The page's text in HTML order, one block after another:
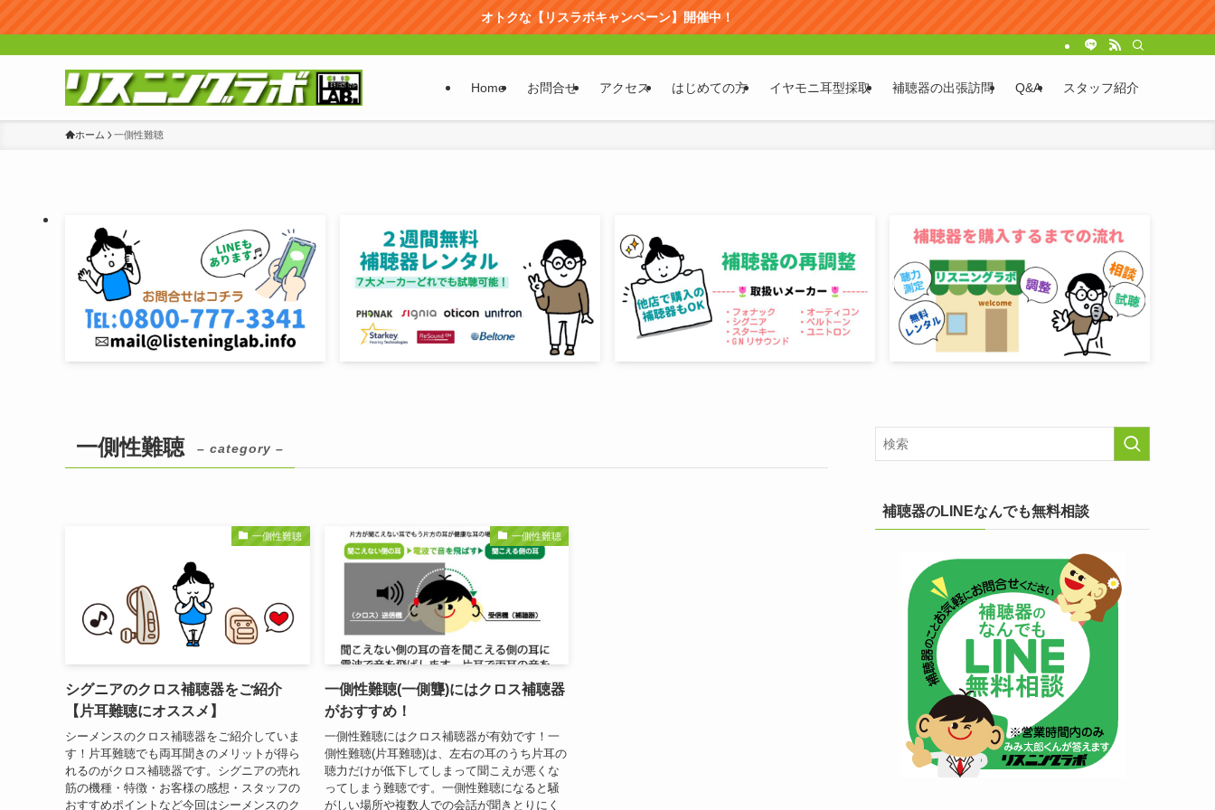
オトクな【リスラボキャンペーン】開催中！
Home お問合せ アクセス はじめての方 イヤモニ耳型採取 補聴器の出張訪問 Q&A スタッフ紹介
ホーム 一側性難聴
一側性難聴 – category –
一側性難聴
シグニアのクロス補聴器をご紹介
【片耳難聴にオススメ】
シーメンスのクロス補聴器をご紹介していま
す！片耳難聴でも両耳聞きのメリットが得ら
れるのがクロス補聴器です。シグニアの売れ
筋の機種・特徴・お客様の感想・スタッフの
おすすめポイントなど今回はシーメンスのク
一側性難聴
一側性難聴(一側聾)にはクロス補聴器
がおすすめ！
一側性難聴にはクロス補聴器が有効です！一
側性難聴(片耳難聴)は、左右の耳のうち片耳の
聴力だけが低下してしまって聞こえが悪くな
ってしまう難聴です。一側性難聴になると騒
がしい場所や複数人での会話が聞きとりにく
補聴器のLINEなんでも無料相談